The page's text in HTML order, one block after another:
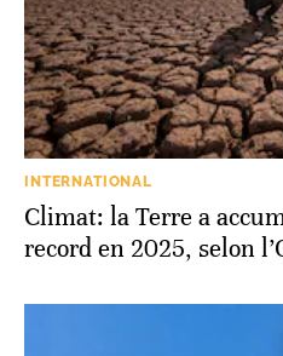
INTERNATIONAL
Climat: la Terre a
record en 2025, selon